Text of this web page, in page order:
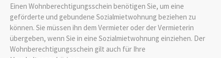
Einen Wohnberechtigungsschein benötigen Sie, um eine
geförderte und gebundene Sozialmietwohnung beziehen zu
können. Sie müssen ihn dem Vermieter oder der Vermieterin
übergeben, wenn Sie in eine Sozialmietwohnung einziehen. Der
Wohnberechtigungsschein gilt auch für Ihre